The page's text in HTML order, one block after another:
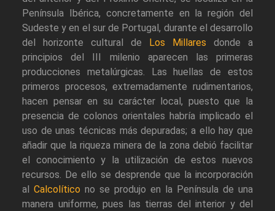
Península Ibérica, concretamente en la región del
Sudeste y en el sur de Portugal, durante el desarrollo
del horizonte cultural de
Los Millares donde a
principios del III milenio aparecen las primeras
producciones metalúrgicas. Las huellas de estos
primeros procesos, extremadamente rudimentarios,
hacen pensar en su carácter local, puesto que la
presencia de colonos orientales habría implicado el
uso de unas técnicas más depuradas; a ello hay que
añadir que la riqueza minera de la zona debió facilitar
el conocimiento y la utilización de estos nuevos
recursos. De ello se desprende que la incorporación
al Calcolítico no se produjo en la Península de una
manera uniforme, pues las tierras del interior y del